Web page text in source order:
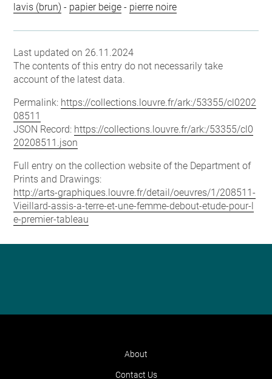
lavis (brun) - papier beige - pierre noire
Last updated on 26.11.2024
The contents of this entry do not necessarily take
account of the latest data.
Permalink: https://collections.louvre.fr/ark:/53355/cl0202
08511
JSON Record: https://collections.louvre.fr/ark:/53355/cl0
20208511.json
Full entry on the collection website of the Department of
Prints and Drawings:
http://arts-graphiques.louvre.fr/detail/oeuvres/1/208511-
Vieillard-assis-a-terre-et-une-femme-debout-etude-pour-l
e-premier-tableau
About
Contact Us